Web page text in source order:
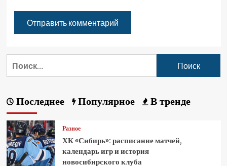
Последнее Популярное В тренде
Разное
ХК «Сибирь»: расписание матчей,
календарь игр и история
новосибирского клуба